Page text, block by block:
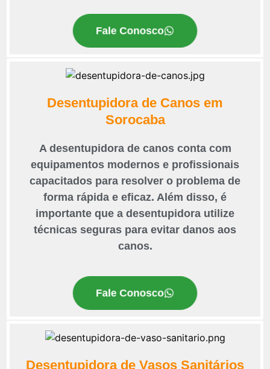
Fale Conosco
Desentupidora de Canos em
Sorocaba
A desentupidora de canos conta com
equipamentos modernos e profissionais
capacitados para resolver o problema de
forma rápida e eficaz. Além disso, é
importante que a desentupidora utilize
técnicas seguras para evitar danos aos
canos.
Fale Conosco
Desentupidora de Vasos Sanitários